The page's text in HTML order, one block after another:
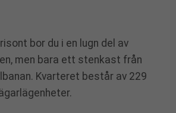
bor du i en lugn del av
men bara ett stenkast från
Kvarteret består av 229